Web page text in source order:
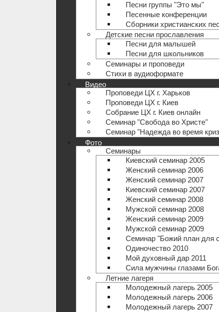
Песни группы "Это мы"
Песенные конференции
Сборники христианских
Детские песни прославления
Песни для малышей
Песни для школьников
Семинары и проповеди
Стихи в аудиоформате
Видео
Проповеди ЦХ г. Харьков
Проповеди ЦХ г. Киев
Собрание ЦХ г. Киев онлайн
Семинар "Свобода во Христе"
Семинар "Надежда во время
Фото
Семинары
Киевский семинар 2005
Женский семинар 2006
Женский семинар 2007
Киевский семинар 2007
Женский семинар 2008
Мужской семинар 2008
Женский семинар 2009
Мужской семинар 2009
Семинар "Божий план для
Одиночество 2010
Мой духовный дар 2011
Сила мужчины глазами
Летние лагеря
Молодежный лагерь 2005
Молодежный лагерь 2006
Молодежный лагерь 2007